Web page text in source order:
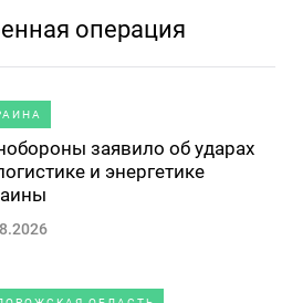
операция
заявило об ударах
и энергетике